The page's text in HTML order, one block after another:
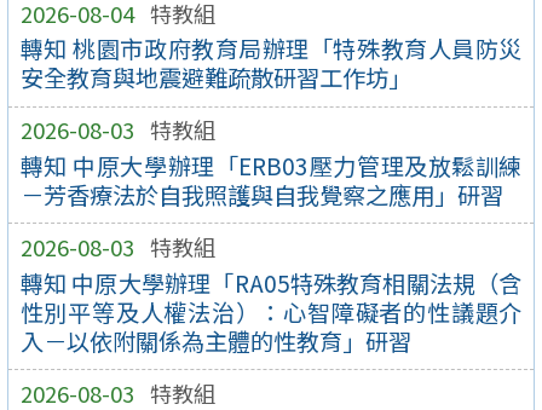
2026-08-04 特教組
轉知 桃園市政府教育局辦理「特殊教育人員防災
安全教育與地震避難疏散研習工作坊」
2026-08-03 特教組
轉知 中原大學辦理「ERB03壓力管理及放鬆訓練
－芳香療法於自我照護與自我覺察之應用」研習
2026-08-03 特教組
轉知 中原大學辦理「RA05特殊教育相關法規（含
性別平等及人權法治）：心智障礙者的性議題介
入－以依附關係為主體的性教育」研習
2026-08-03 特教組